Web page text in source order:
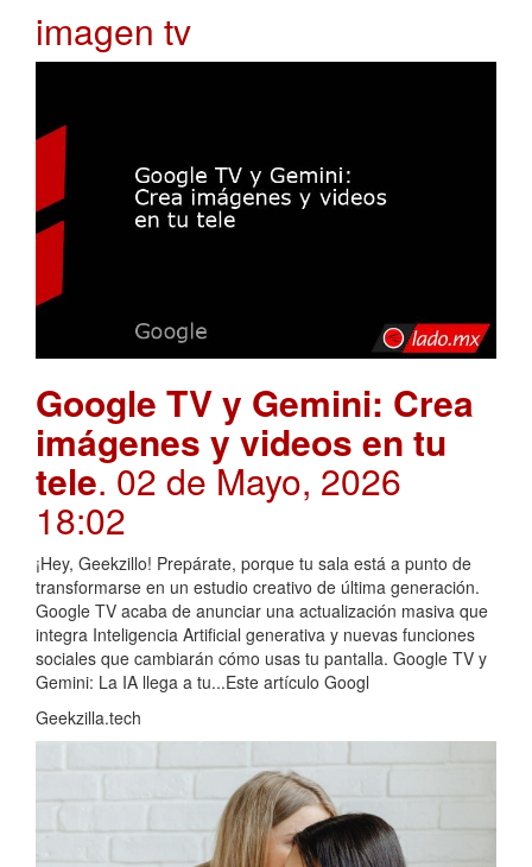
imagen tv
Google TV y Gemini: Crea
imágenes y videos en tu
tele. 02 de Mayo, 2026
18:02
¡Hey, Geekzillo! Prepárate, porque tu sala está a punto de
transformarse en un estudio creativo de última generación.
Google TV acaba de anunciar una actualización masiva que
integra Inteligencia Artificial generativa y nuevas funciones
sociales que cambiarán cómo usas tu pantalla. Google TV y
Gemini: La IA llega a tu...Este artículo Googl
Geekzilla.tech